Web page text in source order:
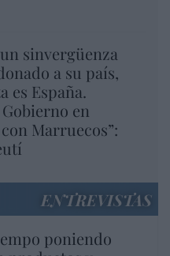
sinvergüenza
a su país,
es España.
en
Marruecos”:
ENTREVISTAS
poniendo